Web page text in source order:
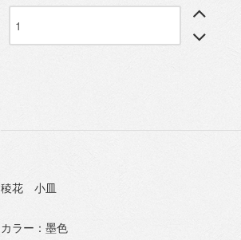
稜花 小皿
カラー：墨色